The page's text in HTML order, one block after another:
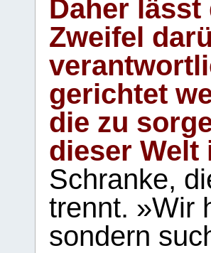
Daher
Zweifel
gerichtet
die zu
dieser Welt
Schranke,
trennt. »Wir
sondern